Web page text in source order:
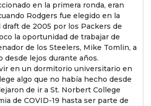
en la primera ronda, eran
Rodgers fue elegido en la
de 2005 por los Packers de
la oportunidad de trabajar de
de los Steelers, Mike Tomlin, a
desde lejos durante años.
en un dormitorio universitario en
algo que no había hecho desde
de ir a St. Norbert College
de COVID-19 hasta ser parte de